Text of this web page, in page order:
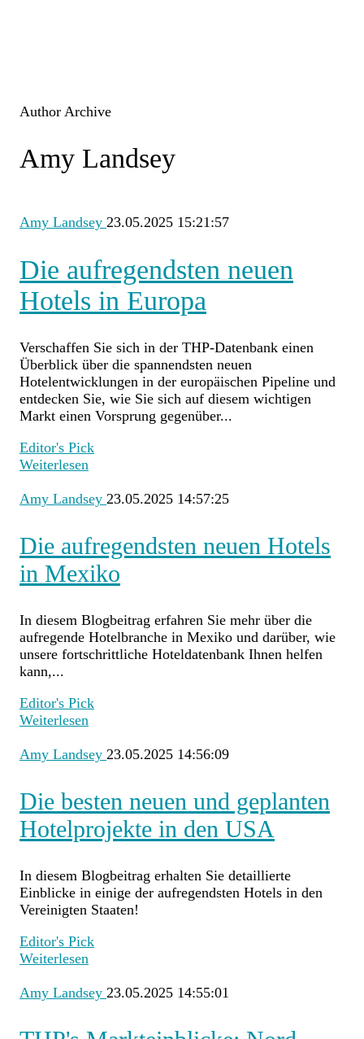
Author Archive
Amy Landsey
Amy Landsey 23.05.2025 15:21:57
Die aufregendsten neuen
Hotels in Europa
Verschaffen Sie sich in der THP-Datenbank einen
Überblick über die spannendsten neuen
Hotelentwicklungen in der europäischen Pipeline und
entdecken Sie, wie Sie sich auf diesem wichtigen
Markt einen Vorsprung gegenüber...
Editor's Pick
Weiterlesen
Amy Landsey 23.05.2025 14:57:25
Die aufregendsten neuen Hotels
in Mexiko
In diesem Blogbeitrag erfahren Sie mehr über die
aufregende Hotelbranche in Mexiko und darüber, wie
unsere fortschrittliche Hoteldatenbank Ihnen helfen
kann,...
Editor's Pick
Weiterlesen
Amy Landsey 23.05.2025 14:56:09
Die besten neuen und geplanten
Hotelprojekte in den USA
In diesem Blogbeitrag erhalten Sie detaillierte
Einblicke in einige der aufregendsten Hotels in den
Vereinigten Staaten!
Editor's Pick
Weiterlesen
Amy Landsey 23.05.2025 14:55:01